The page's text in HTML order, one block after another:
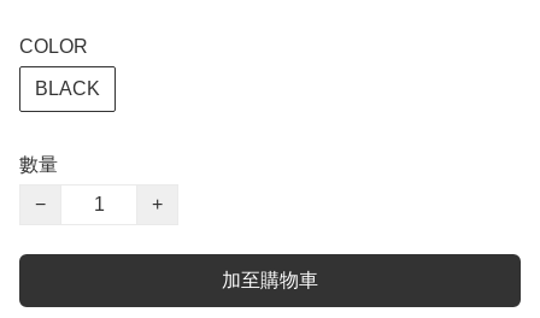
COLOR
BLACK
數量
−
+
加至購物車